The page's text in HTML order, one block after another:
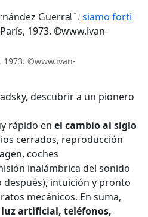
Guerra siamo forti
1973. ©www.ivan-
rápido en el cambio al siglo
cerrados, reproducción
coches
inalámbrica del sonido
intuición y pronto
mecánicos. En suma,
luz artificial, teléfonos,